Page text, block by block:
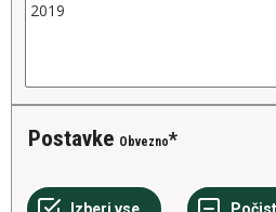
Postavke Obvezno